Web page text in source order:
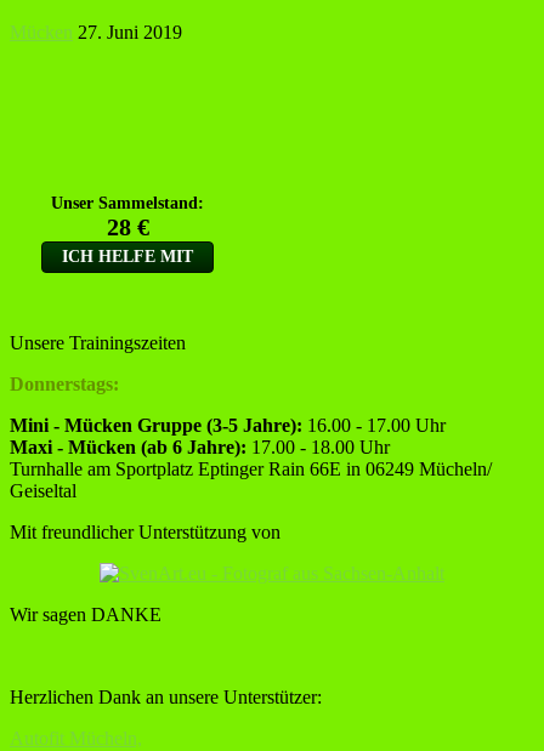
Mücken 27. Juni 2019
Unsere Trainingszeiten
Donnerstags:
Mini - Mücken Gruppe (3-5 Jahre): 16.00 - 17.00 Uhr
Maxi - Mücken (ab 6 Jahre): 17.00 - 18.00 Uhr
Turnhalle am Sportplatz Eptinger Rain 66E in 06249 Mücheln/
Geiseltal
Mit freundlicher Unterstützung von
Wir sagen DANKE
Herzlichen Dank an unsere Unterstützer:
Autofit Mücheln,